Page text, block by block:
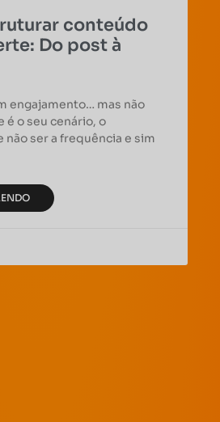
conteúdo
Do post à
engajamento… mas não
é o seu cenário, o
ser a frequência e sim